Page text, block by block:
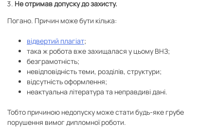
Не отримав допуску до захисту.
Погано. Причин може бути кілька:
відвертий плагіат;
така ж робота вже захищалася у цьому ВНЗ;
безграмотність;
невідповідність теми, розділів, структури;
відсутність оформлення;
неактуальна література та неправдиві дані.
Тобто причиною недопуску може стати будь-яке грубе
порушення вимог дипломної роботи.